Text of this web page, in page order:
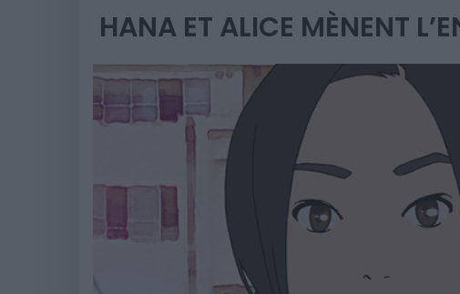
HANA ET ALICE MÈNENT